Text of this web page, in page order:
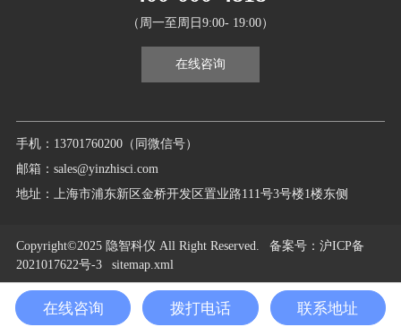
手机：13701760200（同微信号）
邮箱：sales@yinzhisci.com
地址：上海市浦东新区金桥开发区置业路111号3号楼1楼东侧
（周一至周日9:00- 19:00）
在线咨询
Copyright©2025 隐智科仪 All Right Reserved. 备案号：沪ICP备
2021017622号-3
sitemap.xml
在线咨询 拨打电话 联系地址